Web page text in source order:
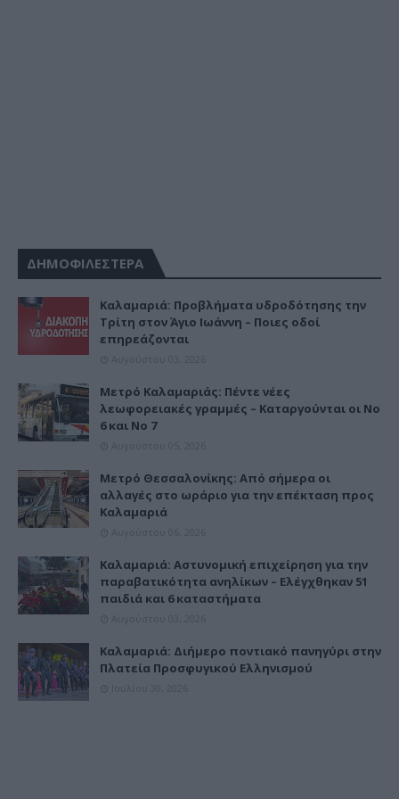
ΔΗΜΟΦΙΛΕΣΤΕΡΑ
Καλαμαριά: Προβλήματα υδροδότησης την
Τρίτη στον Άγιο Ιωάννη – Ποιες οδοί
επηρεάζονται
Μετρό Καλαμαριάς: Πέντε νέες
λεωφορειακές γραμμές – Καταργούνται οι Νο
6 και Νο 7
Μετρό Θεσσαλονίκης: Από σήμερα οι
αλλαγές στο ωράριο για την επέκταση προς
Καλαμαριά
Καλαμαριά: Αστυνομική επιχείρηση για την
παραβατικότητα ανηλίκων – Ελέγχθηκαν 51
παιδιά και 6 καταστήματα
Καλαμαριά: Διήμερο ποντιακό πανηγύρι στην
Πλατεία Προσφυγικού Ελληνισμού